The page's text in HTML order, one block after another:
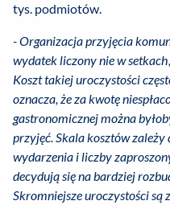
tys. podmiotów.
- Organizacja przyjęcia
wydatek liczony nie w
Koszt takiej uroczystości
oznacza, że za kwotę
gastronomicznej można
przyjęć. Skala kosztów
wydarzenia i liczby
decydują się na bardziej
Skromniejsze uroczystości są